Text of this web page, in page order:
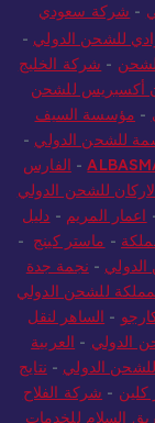
- شركة سعودي
للشحن الدولي -
- شركة الخليج
أكسبريس للشحن
- مؤسسة السيف
للشحن الدولي -
- الفارس
للشحن الدولي
اعمار المريم - دليل
- ماستر كينج -
- نجمة جدة
للشحن الدولي
- الساهر لنقل
الدولي - العربية
للشحن الدولي - نتايج
كلين - شركة الفلاح
السلام للخدمات